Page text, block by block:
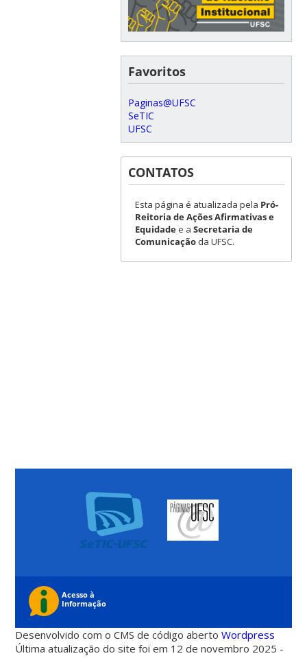
Favoritos
Paginas@UFSC
SeTIC
UFSC
CONTATOS
Esta página é atualizada pela Pró-
Reitoria de Ações Afirmativas e
Equidadee a Secretaria de
Comunicaçãoda UFSC.
Desenvolvido com o CMS de código abertoWordpress
Última atualização do site foi em 12 de novembro 2025 -